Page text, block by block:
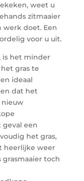
weet u
zitmaaier
doet. Een
voor u uit.
is het minder
gras te
ideaal
dat het
geval een
het gras,
heerlijke weer
toch